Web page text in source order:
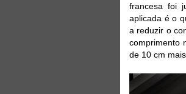
francesa foi
aplicada é o
a reduzir o
comprimento
de 10 cm